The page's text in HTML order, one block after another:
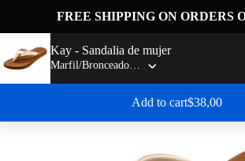
Buscar
flojossandals
Zoom
FREE SHIPPING ON ORDERS
Kay - Sandalia de mujer
Add to cartRegular
$38,00